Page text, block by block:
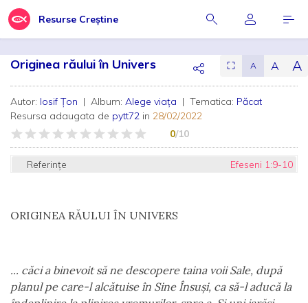
Resurse Creștine
Originea răului în Univers ⛶ A A A
Autor: Iosif Țon | Album: Alege viața | Tematica: Păcat
Resursa adaugata de pytt72 in 28/02/2022
0/10
Referințe Efeseni 1:9-10
ORIGINEA RĂULUI ÎN UNIVERS
... căci a binevoit să ne descopere taina voii Sale, după
planul pe care-l alcătuise în Sine Însuși, ca să-l aducă la